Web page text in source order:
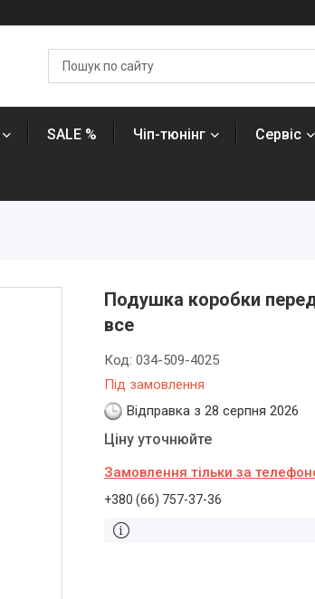
SALE % Чіп-тюнінг Сервіс
Подушка коробки
все
Під замовлення
Код: 034-509-4025
Відправка з 28 серпня 2026
Ціну уточнюйте
Замовлення тільки за
+380 (66) 757-37-36